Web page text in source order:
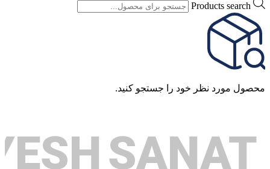
Products search
محصول مورد نظر خود را جستجو کنید.